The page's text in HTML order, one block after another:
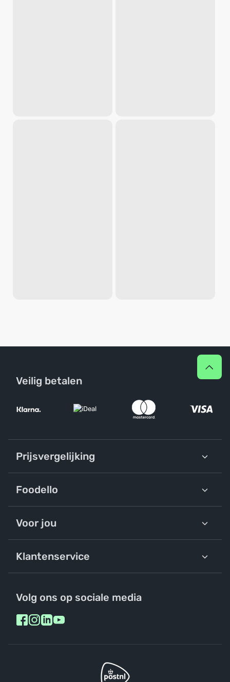
Veilig betalen
Prijsvergelijking
Foodello
Voor jou
Klantenservice
Volg ons op sociale media